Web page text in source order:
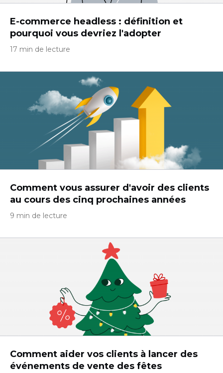
E-commerce headless : définition et
pourquoi vous devriez l'adopter
17 min de lecture
Comment vous assurer d'avoir des clients
au cours des cinq prochaines années
9 min de lecture
Comment aider vos clients à lancer des
événements de vente des fêtes